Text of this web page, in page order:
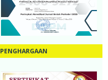
PENGHARGAAN